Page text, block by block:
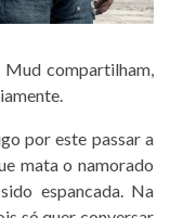
Mud compartilham,
por este passar a
mata o namorado
espancada. Na